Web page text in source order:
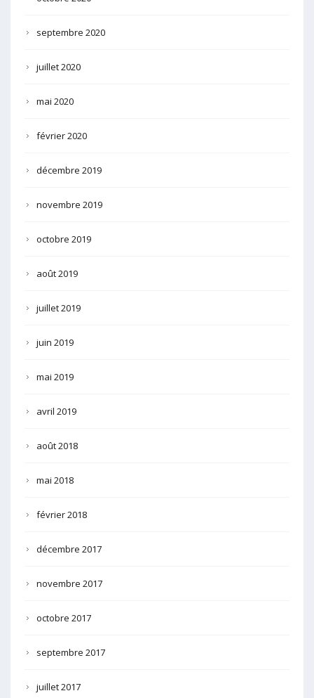
septembre 2020
juillet 2020
mai 2020
février 2020
décembre 2019
novembre 2019
octobre 2019
août 2019
juillet 2019
juin 2019
mai 2019
avril 2019
août 2018
mai 2018
février 2018
décembre 2017
novembre 2017
octobre 2017
septembre 2017
juillet 2017